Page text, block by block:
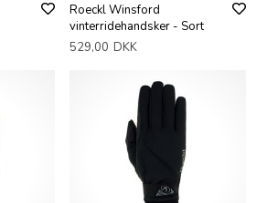
Roeckl Winsford
vinterridehandsker - Sort
529,00 DKK